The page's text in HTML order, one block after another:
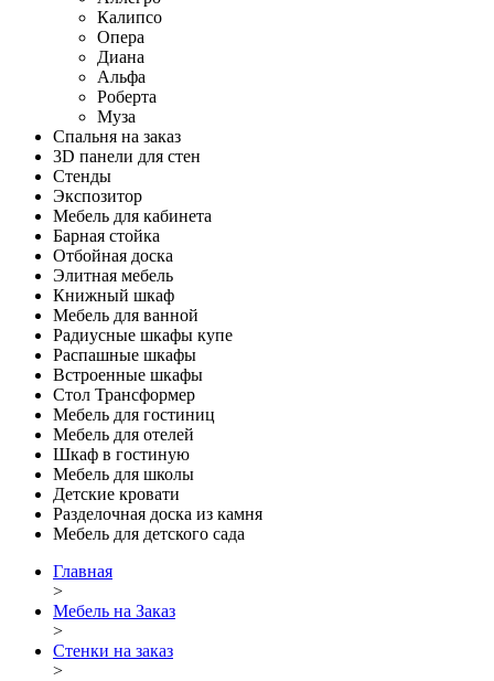
Калипсо
Опера
Диана
Альфа
Роберта
Муза
Спальня на заказ
3D панели для стен
Стенды
Экспозитор
Мебель для кабинета
Барная стойка
Отбойная доска
Элитная мебель
Книжный шкаф
Мебель для ванной
Радиусные шкафы купе
Распашные шкафы
Встроенные шкафы
Стол Трансформер
Мебель для гостиниц
Мебель для отелей
Шкаф в гостиную
Мебель для школы
Детские кровати
Разделочная доска из камня
Мебель для детского сада
Главная
>
Мебель на Заказ
>
Стенки на заказ
>